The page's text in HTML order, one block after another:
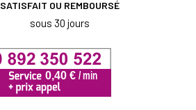
SATISFAIT OU REMBOURSÉ
sous 30 jours